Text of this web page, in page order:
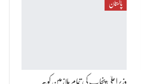
پاکستان
وزیراعلیٰ پنجاب کی تمام ملازمین کو ہر